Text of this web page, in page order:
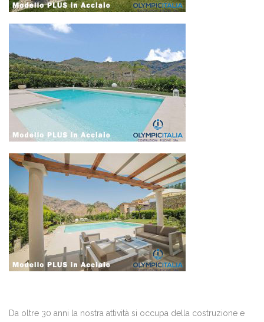
Da oltre 30 anni la nostra attività si occupa della costruzione e